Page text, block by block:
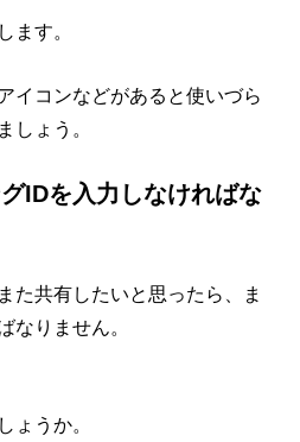
ます。
イコンなどがあると使いづら
しょう。
IDを入力しなければな
た共有したいと思ったら、ま
なりません。
ょうか。